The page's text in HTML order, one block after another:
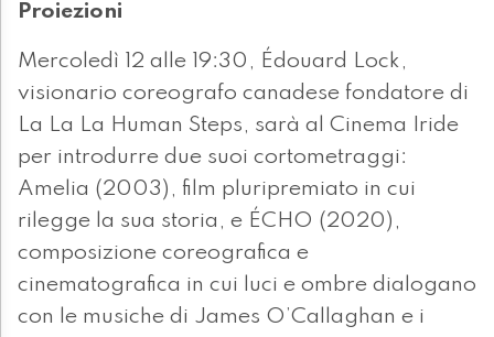
Proiezioni
Mercoledì 12 alle 19:30, Édouard Lock,
visionario coreografo canadese fondatore di
La La La Human Steps, sarà al Cinema Iride
per introdurre due suoi cortometraggi:
Amelia (2003), film pluripremiato in cui
rilegge la sua storia, e ÉCHO (2020),
composizione coreografica e
cinematografica in cui luci e ombre dialogano
con le musiche di James O’Callaghan e i